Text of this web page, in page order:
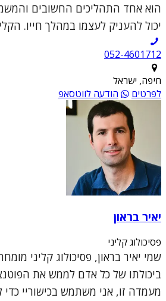
הוא אחד התהליכים החשובים
יכול להעניק לעצמו במהלך חייו.
052-4601712
חיפה, ישראל
לפרטים
הודעה לווטסאפ
יאיר בראון
פסיכולוג קליני
שמי יאיר בראון, פסיכולוג קליני
ביכולתו של כל אדם לממש את
מעמדה זו, אני משתמש בכישוריי כדי